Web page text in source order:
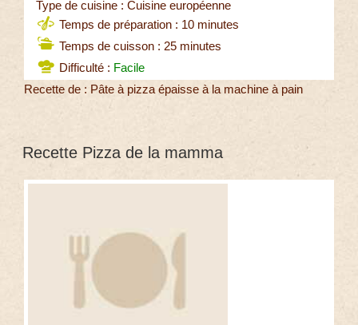
Type de cuisine : Cuisine européenne
Temps de préparation : 10 minutes
Temps de cuisson : 25 minutes
Difficulté : Facile
Recette de : Pâte à pizza épaisse à la machine à pain
Recette Pizza de la mamma